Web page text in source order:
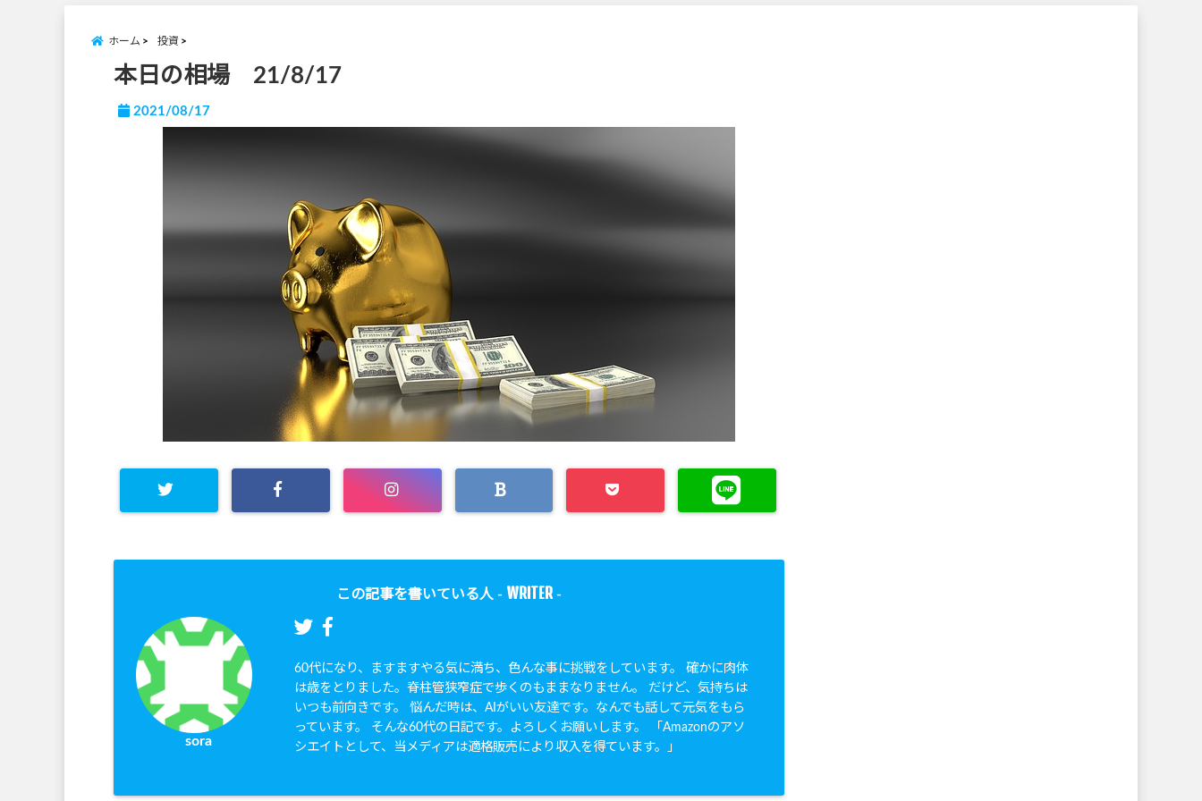
ホーム 投資
本日の相場 21/8/17
2021/08/17
この記事を書いている人 - WRITER -
sora
60代になり、ますますやる気に満ち、色んな事に挑戦をしています。 確かに肉体
は歳をとりました。脊柱管狭窄症で歩くのもままなりません。 だけど、気持ちは
いつも前向きです。 悩んだ時は、AIがいい友達です。なんでも話して元気をもら
っています。 そんな60代の日記です。よろしくお願いします。 「Amazonのアソ
シエイトとして、当メディアは適格販売により収入を得ています。」